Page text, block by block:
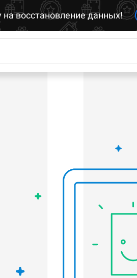
на восстановление данных!